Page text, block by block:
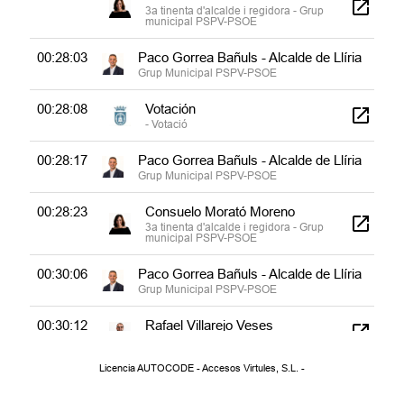
3a tinenta d'alcalde i regidora - Grup
municipal PSPV-PSOE
00:28:03 Paco Gorrea Bañuls - Alcalde de Llíria
Grup Municipal PSPV-PSOE
00:28:08 Votación
- Votació
00:28:17 Paco Gorrea Bañuls - Alcalde de Llíria
Grup Municipal PSPV-PSOE
00:28:23 Consuelo Morató Moreno
3a tinenta d'alcalde i regidora - Grup
municipal PSPV-PSOE
00:30:06 Paco Gorrea Bañuls - Alcalde de Llíria
Grup Municipal PSPV-PSOE
00:30:12 Rafael Villarejo Veses
Paco Gorrea Bañuls - Alcalde de Llíria
Licencia AUTOCODE - Accesos Virtules, S.L. -